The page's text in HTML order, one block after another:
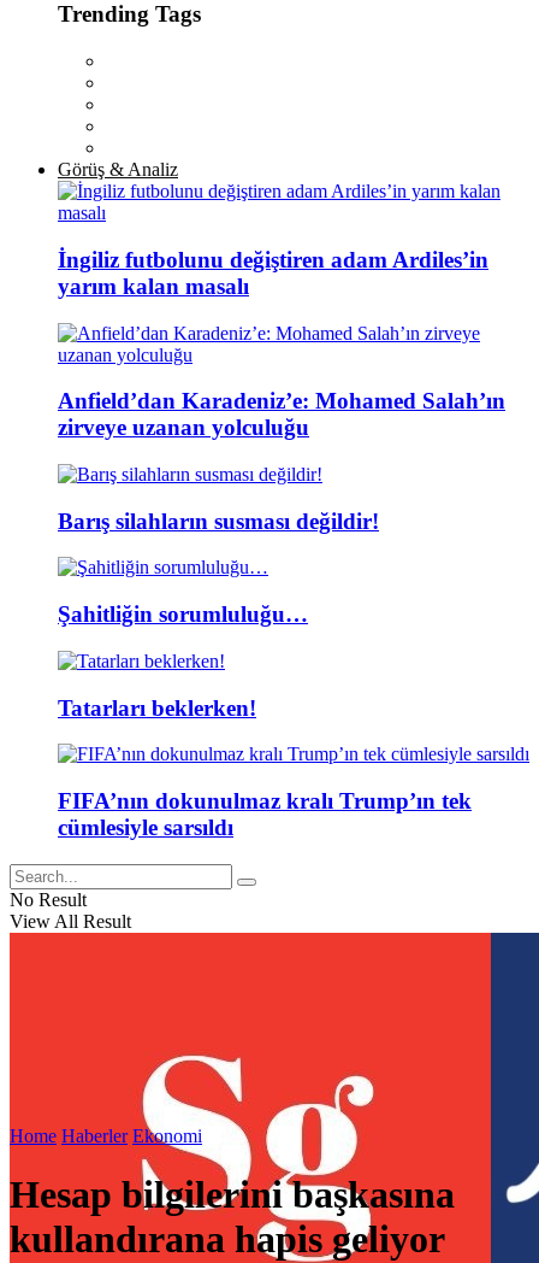
Trending Tags
Görüş & Analiz
İngiliz futbolunu değiştiren adam Ardiles’in
yarım kalan masalı
Anfield’dan Karadeniz’e: Mohamed Salah’ın
zirveye uzanan yolculuğu
Barış silahların susması değildir!
Şahitliğin sorumluluğu…
Tatarları beklerken!
FIFA’nın dokunulmaz kralı Trump’ın tek
cümlesiyle sarsıldı
No Result
View All Result
Home Haberler Ekonomi
Hesap bilgilerini başkasına
kullandırana hapis geliyor